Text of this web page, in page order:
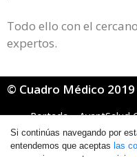
Todo ello con el
expertos.
© Cuadro Médico 2019
Portada»AvantSalud
Medico General»
Si continúas navegando por
entendemos que aceptas las